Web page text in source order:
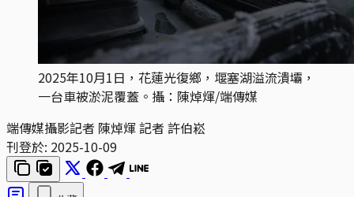
2025年10月1日，花蓮光復鄉，堰塞湖溢流潰壩，
一台車被淤泥覆蓋。攝：陳焯煇/端傳媒
端傳媒攝影記者 陳焯煇 記者 許伯崧
刊登於: 2025-10-09